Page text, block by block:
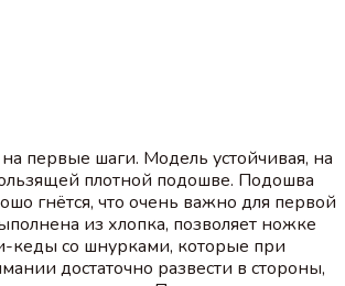
первые шаги. Модель устойчивая, на
плотной подошве. Подошва
гнётся, что очень важно для первой
из хлопка, позволяет ножке
кеды со шнурками, которые при
достаточно развести в стороны,